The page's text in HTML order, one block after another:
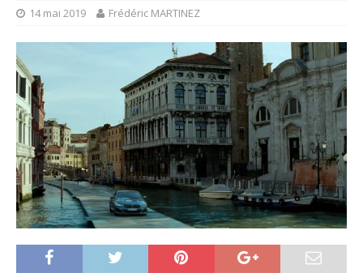
14 mai 2019 Frédéric MARTINEZ